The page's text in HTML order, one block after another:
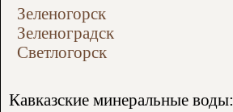
Зеленогорск
Зеленоградск
Светлогорск
Кавказские минеральные воды: